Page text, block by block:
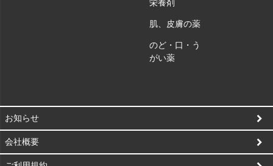
栄養剤
肌、皮膚の薬
のど・口・う
がい薬
お知らせ
会社概要